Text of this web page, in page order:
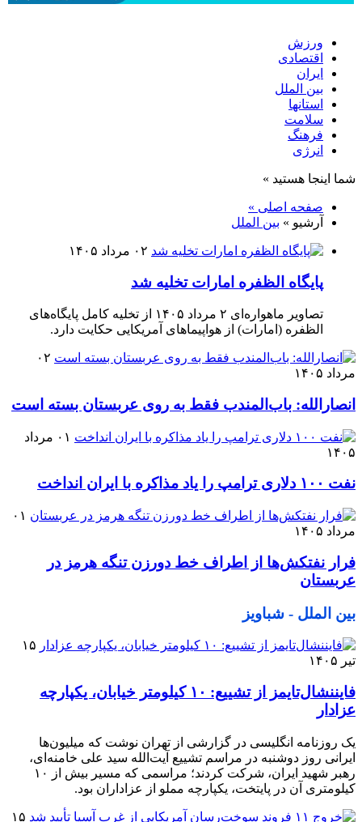
ورزش
اقتصادی
ایران
بین الملل
استانها
سلامت
فرهنگ
انرژی
شما اینجا هستید »
صفحه اصلی »
آرشیو » بین الملل
۰۲ مرداد ۱۴۰۵
پایگاه الظفره امارات تخلیه شد
تصاویر ماهواره‌ای ۲ مرداد ۱۴۰۵ از تخلیه کامل پایگاه‌های
الظفره (امارات) از هواپیماهای آمریکایی حکایت دارد.
۰۲
مرداد ۱۴۰۵
انصارالله: باب‌المندب فقط به روی عربستان بسته است
۰۱ مرداد
۱۴۰۵
نفت ۱۰۰ دلاری ترامپ را یاد مذاکره با ایران انداخت
۰۱
مرداد ۱۴۰۵
فرار نفتکش‌ها از اطراف خط دورزن تنگه هرمز در
عربستان
بین الملل - شباویز
۱۵
تیر ۱۴۰۵
فایننشال‌تایمز از تشییع: ۱۰ کیلومتر خیابان، یکپارچه
عزادار
یک روزنامه انگلیسی در گزارشی از تهران نوشت که میلیون‌ها
ایرانی روز دوشنبه در مراسم تشییع آیت‌الله سید علی خامنه‌ای،
رهبر شهید ایران، شرکت کردند؛ مراسمی که مسیر بیش از ۱۰
کیلومتری آن در پایتخت، یکپارچه مملو از عزاداران بود.
۱۵